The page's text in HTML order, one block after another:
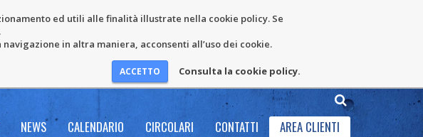
ed utili alle finalità illustrate nella cookie policy. Se
in altra maniera, acconsenti all’uso dei cookie.
Consulta la cookie policy.
NEWS CALENDARIO CIRCOLARI CONTATTI AREA CLIENTI